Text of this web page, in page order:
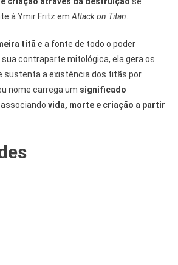
à Ymir Fritz em Attack on Titan
titã e a fonte de todo o poder
contraparte mitológica, ela gera os
sustenta a existência dos titãs por
nome carrega um significado
associando vida, morte e criação a partir